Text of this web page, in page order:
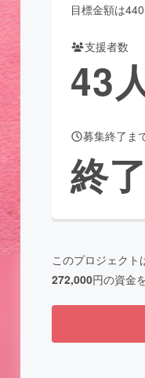
アニメ・漫画
ューティー・ヘルスケア
Creation
コミュニティ
目標金額は
支援者数
43
募集終了ま
終了
このプロジェクト
272,000円の資金